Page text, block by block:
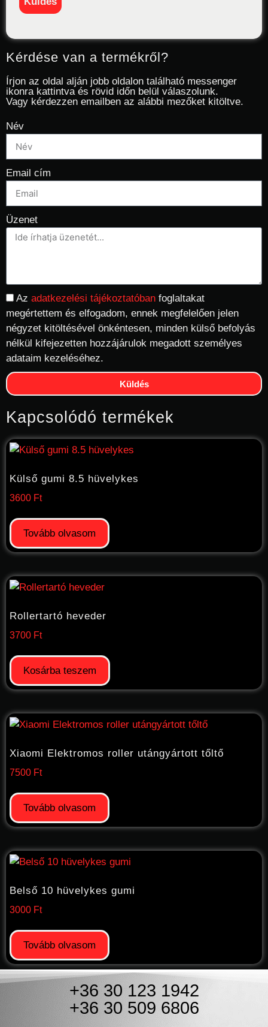
Kérdése van a termékről?
Írjon az oldal alján jobb oldalon található messenger
ikonra kattintva és rövid időn belül válaszolunk.
Vagy kérdezzen emailben az alábbi mezőket kitöltve.
Név
Email cím
Üzenet
Az adatkezelési tájékoztatóban foglaltakat
megértettem és elfogadom, ennek megfelelően jelen
négyzet kitöltésével önkéntesen, minden külső befolyás
nélkül kifejezetten hozzájárulok megadott személyes
adataim kezeléséhez.
Küldés
Kapcsolódó termékek
Külső gumi 8.5 hüvelykes
3600 Ft
Tovább olvasom
Rollertartó heveder
3700 Ft
Kosárba teszem
Xiaomi Elektromos roller utángyártott tőltő
7500 Ft
Tovább olvasom
Belső 10 hüvelykes gumi
3000 Ft
Tovább olvasom
+36 30 123 1942
+36 30 509 6806